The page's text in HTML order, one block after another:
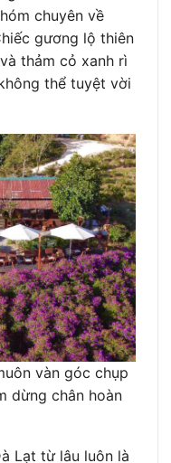
chuyên về
gương lộ thiên
thảm cỏ xanh rì
thể tuyệt vời
vàn góc chụp
dừng chân hoàn
Lạt từ lâu luôn là